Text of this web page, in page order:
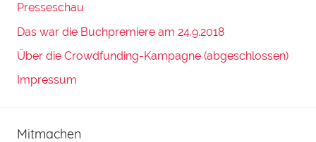
Presseschau
Das war die Buchpremiere am 24.9.2018
Über die Crowdfunding-Kampagne (abgeschlossen)
Impressum
Mitmachen